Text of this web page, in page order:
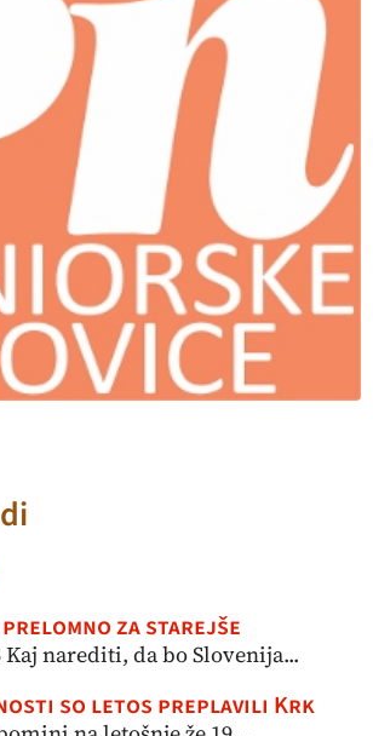
za starejše
Kaj narediti, da bo Slovenija...
so letos preplavili Krk